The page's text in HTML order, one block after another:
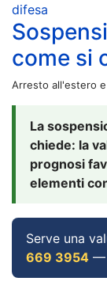
difesa
come si
Arresto all'estero
La
chiede: la
prognosi
elementi
Serve una
669 3954 —